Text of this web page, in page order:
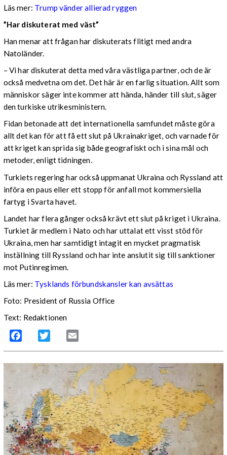
Läs mer: Trump vänder allierad ryggen
”Har diskuterat med väst”
Han menar att frågan har diskuterats flitigt med andra
Natoländer.
– Vi har diskuterat detta med våra västliga partner, och de är
också medvetna om det. Det här är en farlig situation. Allt som
människor säger inte kommer att hända, händer till slut, säger
den turkiske utrikesministern.
Fidan betonade att det internationella samfundet måste göra
allt det kan för att få ett slut på Ukrainakriget, och varnade för
att kriget kan sprida sig både geografiskt och i sina mål och
metoder, enligt tidningen.
Turkiets regering har också uppmanat Ukraina och Ryssland att
införa en paus eller ett stopp för anfall mot kommersiella
fartyg i Svarta havet.
Landet har flera gånger också krävt ett slut på kriget i Ukraina.
Turkiet är medlem i Nato och har uttalat ett visst stöd för
Ukraina, men har samtidigt intagit en mycket pragmatisk
inställning till Ryssland och har inte anslutit sig till sanktioner
mot Putinregimen.
Läs mer: Tysklands förbundskansler kan avsättas
Foto: President of Russia Office
Text: Redaktionen
Facebook Twitter